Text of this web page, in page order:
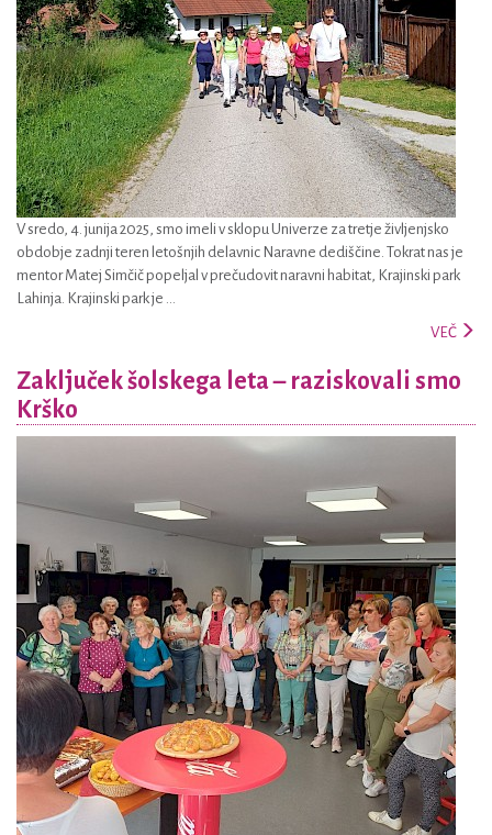
V sredo, 4. junija 2025, smo imeli v sklopu Univerze za tretje življenjsko
obdobje zadnji teren letošnjih delavnic Naravne dediščine. Tokrat nas je
mentor Matej Simčič popeljal v prečudovit naravni habitat, Krajinski park
Lahinja. Krajinski park je ...
VEČ
Zaključek šolskega leta – raziskovali smo
Krško